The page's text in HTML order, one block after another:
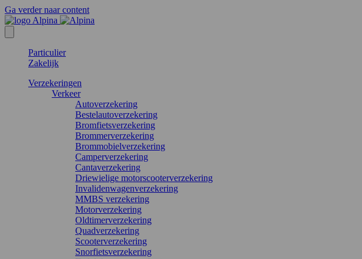
Ga verder naar content
Particulier
Zakelijk
Verzekeringen
Verkeer
Autoverzekering
Bestelautoverzekering
Bromfietsverzekering
Brommerverzekering
Brommobielverzekering
Camperverzekering
Cantaverzekering
Driewielige motorscooterverzekering
Invalidenwagenverzekering
MMBS verzekering
Motorverzekering
Oldtimerverzekering
Quadverzekering
Scooterverzekering
Snorfietsverzekering